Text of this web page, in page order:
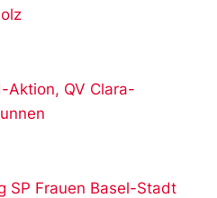
Aktion, QV Clara-
SP Frauen Basel-Stadt